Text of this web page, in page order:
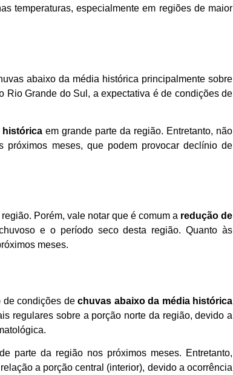
temperaturas, especialmente em regiões de maior
abaixo da média histórica principalmente sobre
Rio Grande do Sul, a expectativa é de condições de
histórica em grande parte da região. Entretanto, não
meses, que podem provocar declínio de
Porém, vale notar que é comum a redução de
e o período seco desta região. Quanto às
meses.
de condições dechuvas abaixo da média histórica
regulares sobre a porção norte da região, devido a
parte da região nos próximos meses. Entretanto,
a porção central (interior), devido a ocorrência